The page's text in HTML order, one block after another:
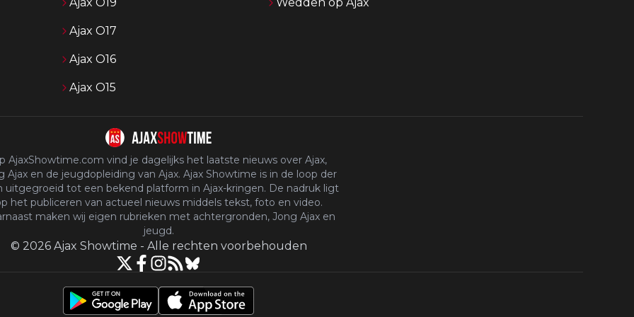
Ajax O17
Ajax O16
Ajax O15
AjaxShowtime.com vind je dagelijks het laatste nieuws over Ajax,
Ajax en de jeugdopleiding van Ajax. Ajax Showtime is in de loop der
uitgegroeid tot een bekend platform in Ajax-kringen. De nadruk ligt
het publiceren van actueel nieuws middels tekst, foto en video.
maken wij eigen rubrieken met achtergronden, Jong Ajax en
jeugd.
© 2026 Ajax Showtime - Alle rechten voorbehouden